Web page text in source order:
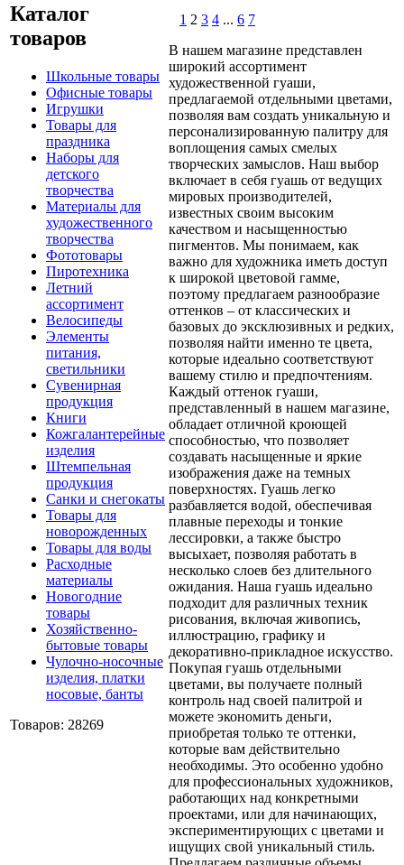
Каталог
товаров
Школьные товары
Офисные товары
Игрушки
Товары для
праздника
Наборы для
детского
творчества
Материалы для
художественного
творчества
Фототовары
Пиротехника
Летний
ассортимент
Велосипеды
Элементы
питания,
светильники
Сувенирная
продукция
Книги
Кожгалантерейные
изделия
Штемпельная
продукция
Санки и снегокаты
Товары для
новорожденных
Товары для воды
Расходные
материалы
Новогодние
товары
Хозяйственно-
бытовые товары
Чулочно-носочные
изделия, платки
носовые, банты
Товаров: 28269
1 2 3 4 ... 6 7
В нашем магазине представлен
широкий ассортимент
художественной гуаши,
предлагаемой отдельными цветами,
позволяя вам создать уникальную и
персонализированную палитру для
воплощения самых смелых
творческих замыслов. Наш выбор
включает в себя гуашь от ведущих
мировых производителей,
известных своим высоким
качеством и насыщенностью
пигментов. Мы понимаем, как
важно для художника иметь доступ
к широкой цветовой гамме,
поэтому предлагаем разнообразие
оттенков – от классических и
базовых до эксклюзивных и редких,
позволяя найти именно те цвета,
которые идеально соответствуют
вашему стилю и предпочтениям.
Каждый оттенок гуаши,
представленный в нашем магазине,
обладает отличной кроющей
способностью, что позволяет
создавать насыщенные и яркие
изображения даже на темных
поверхностях. Гуашь легко
разбавляется водой, обеспечивая
плавные переходы и тонкие
лессировки, а также быстро
высыхает, позволяя работать в
несколько слоев без длительного
ожидания. Наша гуашь идеально
подходит для различных техник
рисования, включая живопись,
иллюстрацию, графику и
декоративно-прикладное искусство.
Покупая гуашь отдельными
цветами, вы получаете полный
контроль над своей палитрой и
можете экономить деньги,
приобретая только те оттенки,
которые вам действительно
необходимы. Это особенно удобно
для профессиональных художников,
работающих над конкретными
проектами, или для начинающих,
экспериментирующих с цветами и
ищущих свой уникальный стиль.